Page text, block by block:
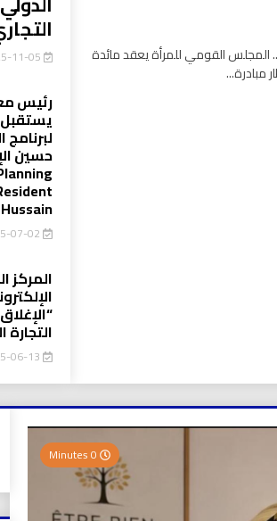
المجلس القومي للمرأة يعقد مائدة
مبادرة...
رئيس
2025-07-02
المركز
2025-06-13